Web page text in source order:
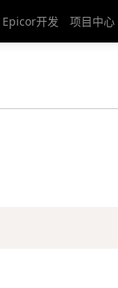
Epicor开发 项目中心